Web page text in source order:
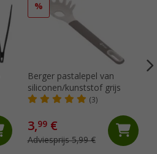
%
Berger pastalepel van
siliconen/kunststof grijs
(3)
3,99€
Adviesprijs 5,99 €